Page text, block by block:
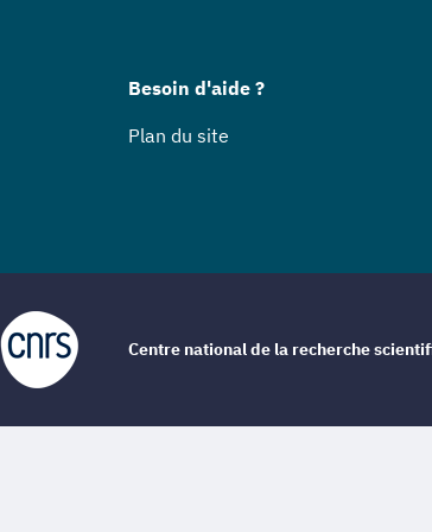
Besoin d'aide ?
Plan du site
Centre national de la recherche